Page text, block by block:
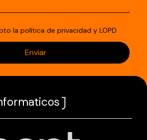
la política de privacidad y LOPD